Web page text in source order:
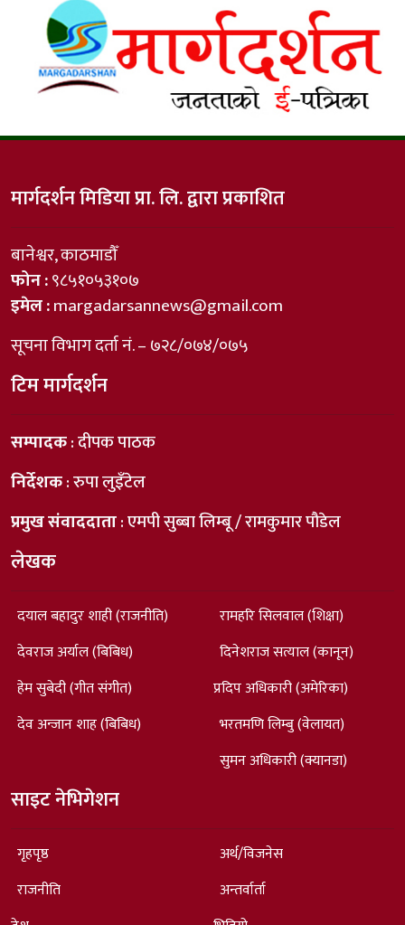
मार्गदर्शन मिडिया प्रा. लि. द्वारा प्रकाशित
बानेश्वर, काठमाडौँ
फोन :९८५१०५३१०७
इमेल :margadarsannews@gmail.com
सूचना विभाग दर्ता नं. – ७२८/०७४/०७५
टिम मार्गदर्शन
सम्पादक: दीपक पाठक
निर्देशक: रुपा लुइँटेल
प्रमुख संवाददाता: एमपी सुब्बा लिम्बू / रामकुमार पौडेल
लेखक
दयाल बहादुर शाही (राजनीति)
देवराज अर्याल (बिबिध)
हेम सुबेदी (गीत संगीत)
देव अन्जान शाह (बिबिध)
रामहरि सिलवाल (शिक्षा)
दिनेशराज सत्याल (कानून)
प्रदिप अधिकारी (अमेरिका)
भरतमणि लिम्बु (वेलायत)
सुमन अधिकारी (क्यानडा)
साइट नेभिगेशन
गृहपृष्ठ
राजनीति
अर्थ/विजनेस
अन्तर्वार्ता